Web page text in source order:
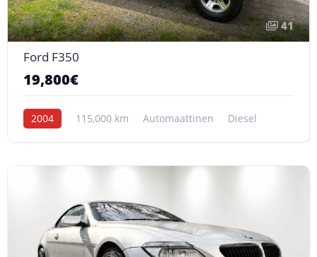
41
Ford F350
19,800€
2004 115,000 km Automaattinen Diesel